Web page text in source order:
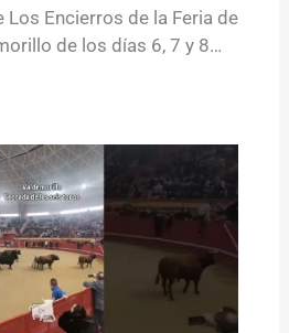
Los Encierros de la Feria de
de los días 6, 7 y 8…